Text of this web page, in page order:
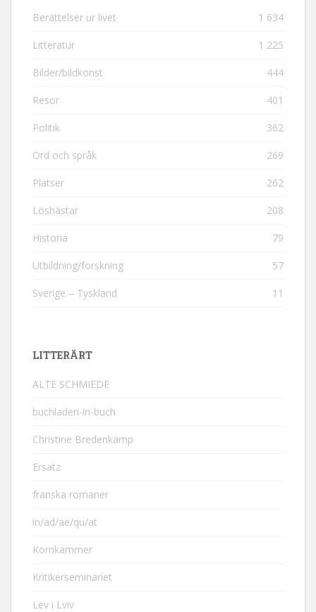
Berättelser ur livet 1 634
Litteratur 1 225
Bilder/bildkonst 444
Resor 401
Politik 362
Ord och språk 269
Platser 262
Löshästar 208
Historia 79
Utbildning/forskning 57
Sverige – Tyskland 11
LITTERÄRT
ALTE SCHMIEDE
buchladen-in-buch
Christine Bredenkamp
Ersatz
franska romaner
in/ad/ae/qu/at
Kornkammer
Kritikerseminariet
Lev i Lviv